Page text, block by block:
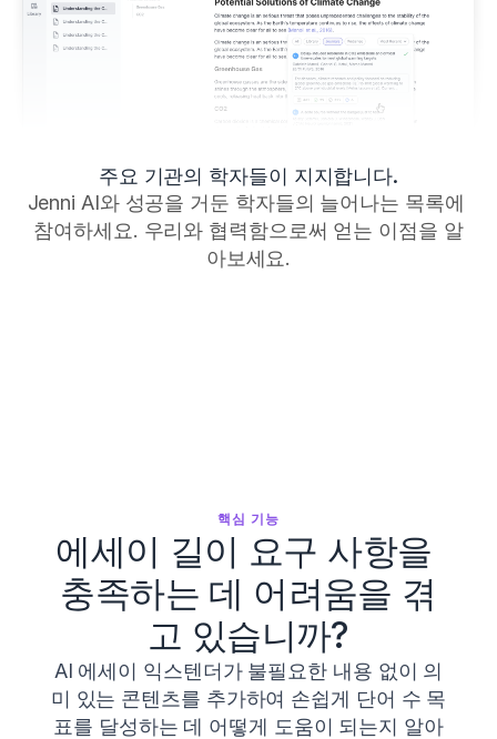
주요 기관의 학자들이 지지합니다.
Jenni AI와 성공을 거둔 학자들의 늘어나는 목록에
참여하세요. 우리와 협력함으로써 얻는 이점을 알
아보세요.
핵심 기능
에세이 길이 요구 사항을
충족하는 데 어려움을 겪
고 있습니까?
AI 에세이 익스텐더가 불필요한 내용 없이 의
미 있는 콘텐츠를 추가하여 손쉽게 단어 수 목
표를 달성하는 데 어떻게 도움이 되는지 알아